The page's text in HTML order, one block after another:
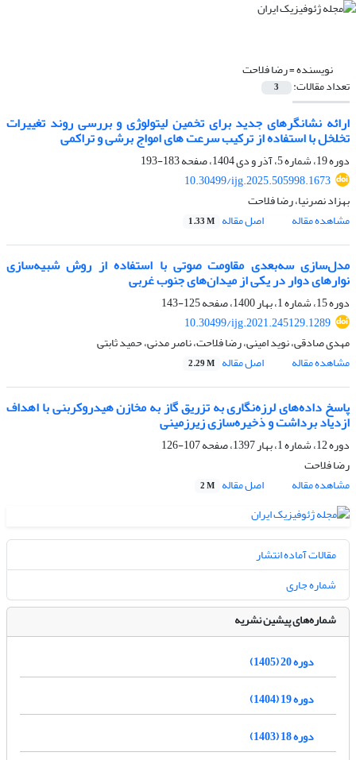
نویسنده =رضا فلاحت
تعداد مقالات: 3
ارائه نشانگرهای جدید برای تخمین لیتولوژی و بررسی روند تغییرات
تخلخل با استفاده از ترکیب سرعت های امواج برشی و تراکمی
دوره 19، شماره 5، آذر و دی 1404، صفحه
183-193
10.30499/ijg.2025.505998.1673
بهزاد نصرنیا، رضا فلاحت
مشاهده مقاله
اصل مقاله 1.33 M
مدل‌سازی سه‌بعدی مقاومت صوتی با استفاده از روش شبیه‌سازی
نوارهای دوار در یکی از میدان‌های جنوب غربی
دوره 15، شماره 1، بهار 1400، صفحه
125-143
10.30499/ijg.2021.245129.1289
مهدی صادقی، نوید امینی، رضا فلاحت، ناصر مدنی، حمید ثابتی
مشاهده مقاله
اصل مقاله 2.29 M
پاسخ داده‌های لرزه‌نگاری به تزریق گاز به مخازن هیدروکربنی با اهداف
ازدیاد برداشت و ذخیره‌سازی زیرزمینی
دوره 12، شماره 1، بهار 1397، صفحه
107-126
رضا فلاحت
مشاهده مقاله
اصل مقاله 2 M
مقالات آماده انتشار
شماره جاری
شماره‌های پیشین نشریه
دوره 20 (1405)
دوره 19 (1404)
دوره 18 (1403)